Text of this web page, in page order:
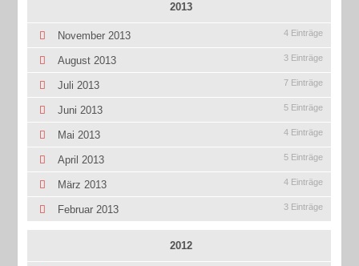
2013
November 2013 4 Einträge
August 2013 3 Einträge
Juli 2013 7 Einträge
Juni 2013 5 Einträge
Mai 2013 4 Einträge
April 2013 5 Einträge
März 2013 4 Einträge
Februar 2013 3 Einträge
2012